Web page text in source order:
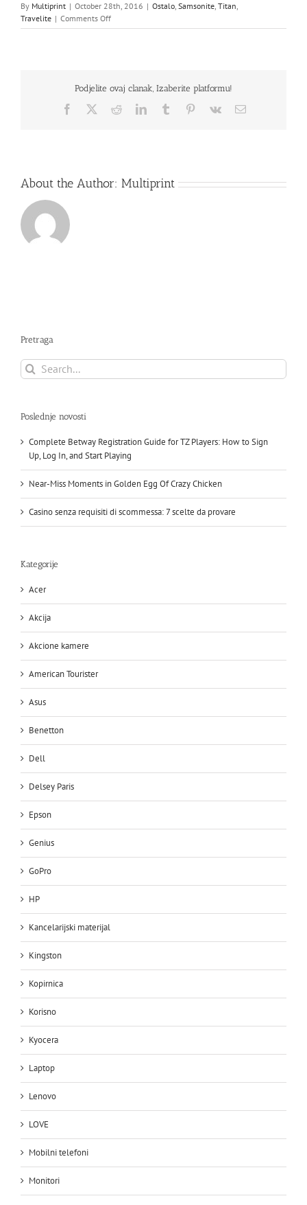
By Multiprint | October 28th, 2016 | Ostalo, Samsonite, Titan,
Travelite | Comments Offon
SAMSONITE,
Podjelite ovaj clanak, Izaberite platformu!
Facebook RedditLinkedInTumblr Pinterest
Vk Email
About the Author: Multiprint
Pretraga
Search
for:
Poslednje novosti
Complete Betway Registration Guide for TZ Players: How to Sign
Up, Log In, and Start Playing
Near-Miss Moments in Golden Egg Of Crazy Chicken
Casino senza requisiti di scommessa: 7 scelte da provare
Kategorije
Acer
Akcija
Akcione kamere
American Tourister
Asus
Benetton
Dell
Delsey Paris
Epson
Genius
GoPro
HP
Kancelarijski materijal
Kingston
Kopirnica
Korisno
Kyocera
Laptop
Lenovo
LOVE
Mobilni telefoni
Monitori